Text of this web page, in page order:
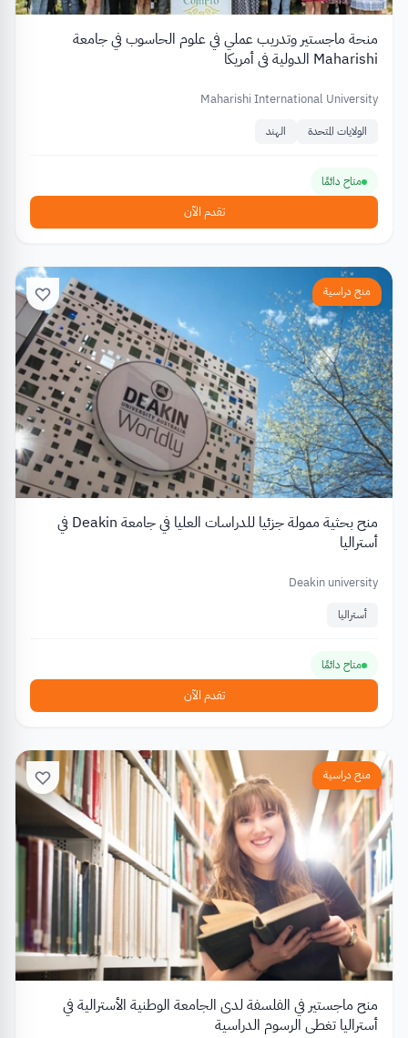
منحة ماجستير وتدريب عملي في علوم الحاسوب في جامعة
Maharishi الدولية في أمريكا
Maharishi International University
الولايات المتحدة الهند
متاح دائمًا
تقدم الآن
منح دراسية
منح بحثية ممولة جزئيا للدراسات العليا في جامعة Deakin في
أستراليا
Deakin university
أستراليا
متاح دائمًا
تقدم الآن
منح دراسية
منح ماجستير في الفلسفة لدى الجامعة الوطنية الأسترالية في
أستراليا تغطي الرسوم الدراسية